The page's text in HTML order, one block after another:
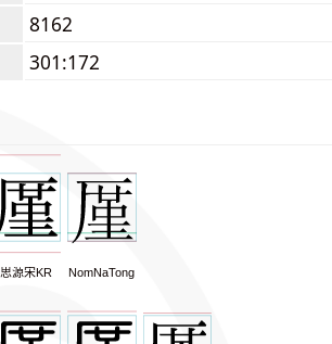
8162
301:172
思源宋KR NomNaTong